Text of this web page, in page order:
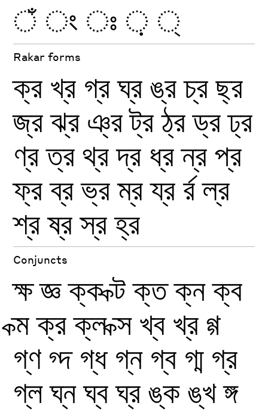
ঁ
Rakar forms
ক্র খ্র গ্র ঘ্র ঙ্র চ্র ছ্র
জ্র ঝ্র ঞ্র ট্র ঠ্র ড্র ঢ্র
ণ্র ত্র থ্র দ্র ধ্র ন্র প্র
ফ্র ব্র ভ্র ম্র য্র র্র ল্র
শ্র ষ্র স্র হ্র
Conjuncts
ক্ষ জ্ঞ ক্ক ক্ট ক্ত ক্ন ক্ব
ক্ম ক্র ক্ল ক্স খ্ব খ্র গ্গ
গ্ণ গ্দ গ্ধ গ্ন গ্ব গ্ম গ্র
গ্ল ঘ্ন ঘ্ব ঘ্র ঙ্ক ঙ্খ ঙ্গ